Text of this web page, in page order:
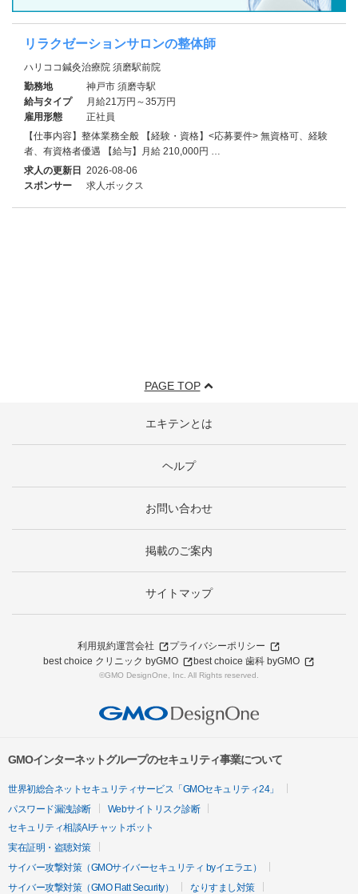
リラクゼーションサロンの整体師
ハリココ鍼灸治療院 須磨駅前院
勤務地
神戸市 須磨寺駅
給与タイプ
月給21万円～35万円
雇用形態
正社員
【仕事内容】整体業務全般 【経験・資格】<応募要件> 無資格可、経験
者、有資格者優遇 【給与】月給 210,000円 …
求人の更新日 2026-08-06
スポンサー
求人ボックス
PAGE TOP
エキテンとは
ヘルプ
お問い合わせ
掲載のご案内
サイトマップ
利用規約運営会社
プライバシーポリシー
best choice クリニック byGMO
best choice 歯科 byGMO
©GMO DesignOne, Inc. All Rights reserved.
GMOインターネットグループのセキュリティ事業について
世界初総合ネットセキュリティサービス「GMOセキュリティ24」
パスワード漏洩診断
Webサイトリスク診断
セキュリティ相談AIチャットボット
実在証明・盗聴対策
サイバー攻撃対策（GMOサイバーセキュリティ byイエラエ）
サイバー攻撃対策（GMO Flatt Security）
なりすまし対策